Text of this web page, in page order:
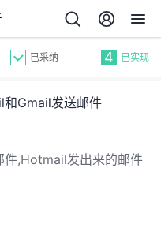
已采纳 4 已实现
和Gmail发送邮件
,Hotmail发出来的邮件